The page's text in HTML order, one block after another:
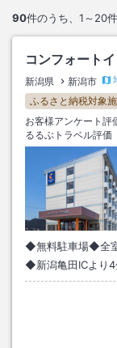
90件のうち、 1～20
コンフォート
新潟県 新潟市
ふるさと納税対象
お客様アンケート評
るるぶトラベル評価
◆無料駐車場◆全
◆新潟亀田ICより